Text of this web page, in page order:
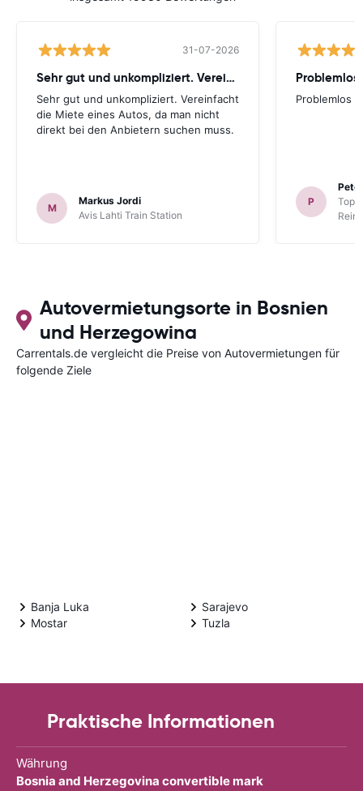
31-07-2026
Sehr gut und unkompliziert. Vereinfacht
Sehr gut und unkompliziert. Vereinfacht
die Miete eines Autos, da man nicht
direkt bei den Anbietern suchen muss.
M
Markus Jordi
Avis Lahti Train Station
Problemlos
Problemlos
P
Autovermietungsorte in Bosnien
und Herzegowina
Carrentals.de vergleicht die Preise von Autovermietungen für
folgende Ziele
Banja Luka
Mostar
Sarajevo
Tuzla
Praktische Informationen
Währung
Bosnia and Herzegovina convertible mark